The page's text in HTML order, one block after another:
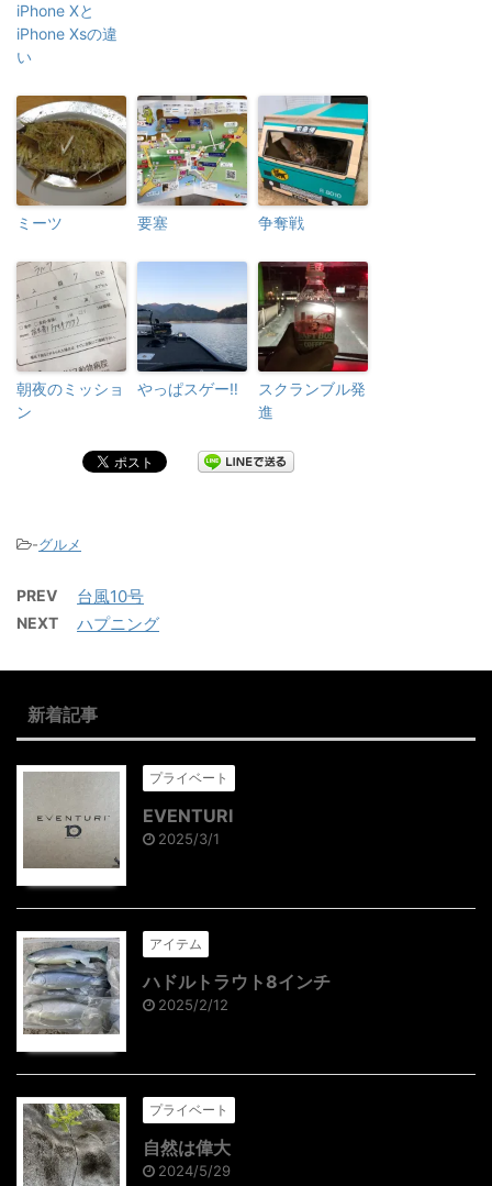
iPhone Xと
iPhone Xsの違
い
ミーツ 要塞 争奪戦
朝夜のミッショ
ン
やっぱスゲー‼️
スクランブル発
進
-グルメ
PREV 台風10号
NEXT ハプニング
新着記事
プライベート
EVENTURI
2025/3/1
アイテム
ハドルトラウト8インチ
2025/2/12
プライベート
自然は偉大
2024/5/29